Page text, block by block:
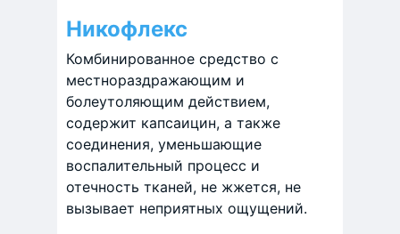
Никофлекс
Комбинированное средство с
местнораздражающим и
болеутоляющим действием,
содержит капсаицин, а также
соединения, уменьшающие
воспалительный процесс и
отечность тканей, не жжется, не
вызывает неприятных ощущений.